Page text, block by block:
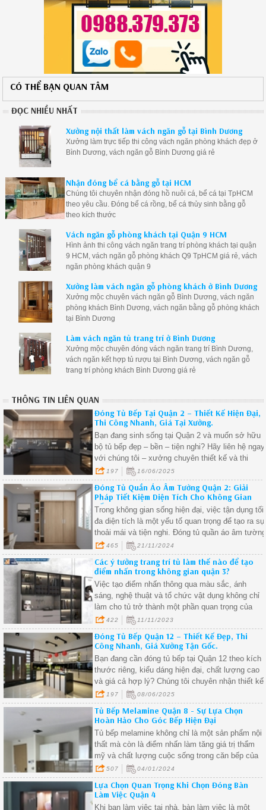
CÓ THỂ BẠN QUAN TÂM
ĐỌC NHIỀU NHẤT
Xưởng nội thất làm vách ngăn gỗ tại Bình Dương
Xưởng làm trực tiếp thi công vách ngăn phòng khách đẹp ở
Bình Dương, vách ngăn gỗ Bình Dương giá rẻ
Nhận đóng bể cá bằng gỗ tại HCM
Chúng tôi chuyên nhận đóng hồ nuôi cá, bể cá tại TpHCM
theo yêu cầu. Đóng bể cá rồng, bể cá thủy sinh bằng gỗ
theo kích thước
Vách ngăn gỗ phòng khách tại Quận 9 HCM
Hình ảnh thi công vách ngăn trang trí phòng khách tại quận
9 HCM, vách ngăn gỗ phòng khách Q9 TpHCM giá rẻ, vách
ngăn phòng khách quận 9
Xưởng làm vách ngăn gỗ phòng khách ở Bình Dương
Xưởng mộc chuyên vách ngăn gỗ Bình Dương, vách ngăn
phòng khách Bình Dương, vách ngăn bằng gỗ phòng khách
tại Bình Dương
Làm vách ngăn tủ trang trí ở Bình Dương
Xưởng mộc chuyên đóng vách ngăn trang trí Bình Dương,
vách ngăn kết hợp tủ rượu tại Bình Dương, vách ngăn gỗ
trang trí phòng khách Bình Dương giá rẻ
THÔNG TIN LIÊN QUAN
Đóng Tủ Bếp Tại Quận 2 – Thiết Kế Hiện Đại,
Thi Công Nhanh, Giá Tại Xưởng.
Bạn đang sinh sống tại Quận 2 và muốn sở hữu
bộ tủ bếp đẹp – bền – tiện nghi? Hãy liên hệ ngay
với chúng tôi – xưởng chuyên thiết kế và thi
công tủ bếp theo yêu cầu tại Quận 2, đảm bảo
trực tiếp từ xưởng, không qua trung gian.
197 16/06/2025
Đóng Tủ Quần Áo Âm Tường Quận 2: Giải
Pháp Tiết Kiệm Diện Tích Cho Không Gian
Sống.
Trong không gian sống hiện đại, việc tận dụng tối
đa diện tích là một yếu tố quan trọng để tạo ra sự
thoải mái và tiện nghi. Đóng tủ quần áo âm tường
ở Quận 2 là một trong những giải pháp thông
minh giúp bạn tối ưu không gian, đồng thời tạo ra
một không gian lưu trữ gọn gàng, ngăn nắp. Nếu
bạn đang tìm kiếm một chiếc tủ quần áo vừa đẹp
mắt, vừa tiết kiệm diện tích cho ngôi nhà của
mình, bài viết này sẽ cung cấp những thông tin
hữu ích về dịch vụ đóng tủ quần áo âm tường tại
Quận 2.
465 21/11/2024
Các ý tưởng trang trí tủ làm thế nào để tạo
điểm nhấn trong không gian quận 3?
Việc tạo điểm nhấn thông qua màu sắc, ánh
sáng, nghệ thuật và tổ chức vật dụng không chỉ
làm cho tủ trở thành một phần quan trọng của
không gian sống
422 11/11/2023
Đóng Tủ Bếp Quận 12 – Thiết Kế Đẹp, Thi
Công Nhanh, Giá Xưởng Tận Gốc.
Bạn đang cần đóng tủ bếp tại Quận 12 theo kích
thước riêng, kiểu dáng hiện đại, chất lượng cao
và giá cả hợp lý? Chúng tôi chuyên nhận thiết kế
& thi công tủ bếp tại nhà, phù hợp với mọi không
gian: nhà phố, căn hộ, chung cư, biệt thự.
197 08/06/2025
Tủ Bếp Melamine Quận 8 - Sự Lựa Chọn
Hoàn Hảo Cho Góc Bếp Hiện Đại
Tủ bếp melamine không chỉ là một sản phẩm nội
thất mà còn là điểm nhấn làm tăng giá trị thẩm
mỹ và chất lượng cuộc sống trong căn bếp của
bạn.507 04/01/2024
Lựa Chọn Quan Trọng Khi Chọn Đóng Bàn
Làm Việc Quận 4
Khi bạn làm việc tại nhà, bàn làm việc là một